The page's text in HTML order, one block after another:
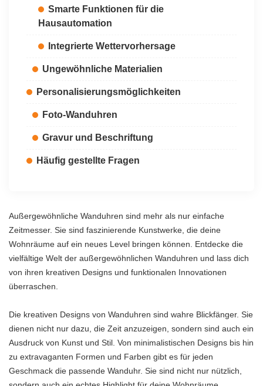
Smarte Funktionen für die
Hausautomation
Integrierte Wettervorhersage
Ungewöhnliche Materialien
Personalisierungsmöglichkeiten
Foto-Wanduhren
Gravur und Beschriftung
Häufig gestellte Fragen
Außergewöhnliche Wanduhren sind mehr als nur einfache
Zeitmesser. Sie sind faszinierende Kunstwerke, die deine
Wohnräume auf ein neues Level bringen können. Entdecke die
vielfältige Welt der außergewöhnlichen Wanduhren und lass dich
von ihren kreativen Designs und funktionalen Innovationen
überraschen.
Die kreativen Designs von Wanduhren sind wahre Blickfänger. Sie
dienen nicht nur dazu, die Zeit anzuzeigen, sondern sind auch ein
Ausdruck von Kunst und Stil. Von minimalistischen Designs bis hin
zu extravaganten Formen und Farben gibt es für jeden
Geschmack die passende Wanduhr. Sie sind nicht nur nützlich,